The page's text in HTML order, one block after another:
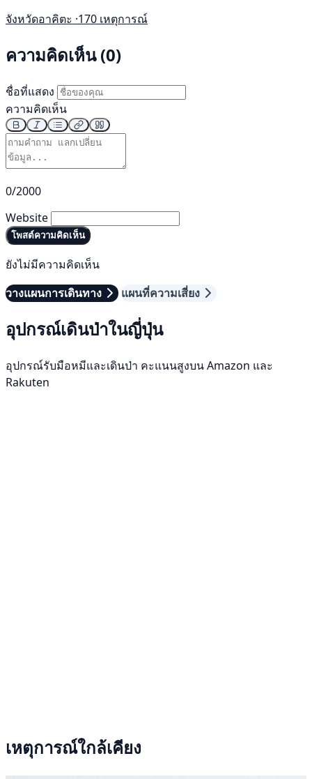
จังหวัดอาคิตะ ·170 เหตุการณ์
ความคิดเห็น (0)
ชื่อที่แสดง
ความคิดเห็น
0/2000
Website
โพสต์ความคิดเห็น
ยังไม่มีความคิดเห็น
วางแผนการเดินทาง
แผนที่ความเสี่ยง
อุปกรณ์เดินป่าในญี่ปุ่น
อุปกรณ์รับมือหมีและเดินป่า คะแนนสูงบน Amazon และ
Rakuten
เหตุการณ์ใกล้เคียง